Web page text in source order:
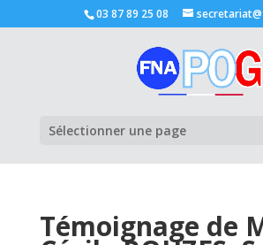
03 87 89 25 08
Sélectionner une page
Témoignage de